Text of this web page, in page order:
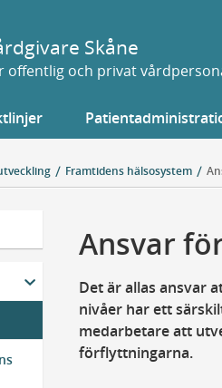
Skåne
offentlig och privat
Framtidens hälsosystem
Ansvar
Det är allas ansvar
nivåer har ett
medarbetare att
förflyttningarna.